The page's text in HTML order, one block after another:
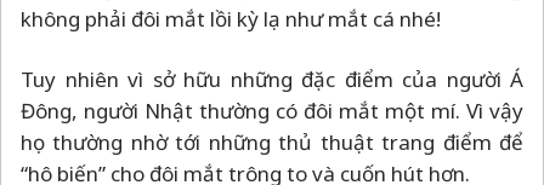
không phải đôi mắt lồi kỳ lạ như mắt cá nhé!
Tuy nhiên vì sở hữu những đặc điểm của người Á
Đông, người Nhật thường có đôi mắt một mí. Vì vậy
họ thường nhờ tới những thủ thuật trang điểm để
“hô biến” cho đôi mắt trông to và cuốn hút hơn.